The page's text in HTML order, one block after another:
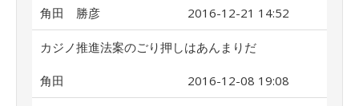
角田 勝彦 2016-12-21 14:52
カジノ推進法案のごり押しはあんまりだ
角田 2016-12-08 19:08